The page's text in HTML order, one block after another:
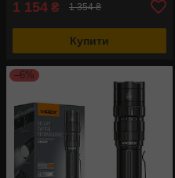
1 154 ₴ 1 354 ₴
Купити
–6%